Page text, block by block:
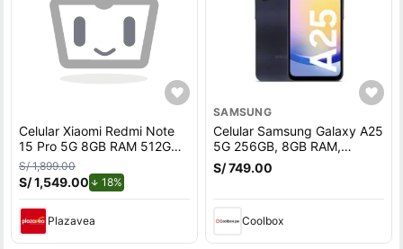
Celular Xiaomi Redmi Note
15 Pro 5G 8GB RAM 512GB
ROM Titanio - 6580mAh
S/ 1,899.00
S/ 1,549.00 18%
Plazavea
SAMSUNG
Celular Samsung Galaxy A25
5G 256GB, 8GB RAM,
cámara trasera 50MP y
frontal 13MP, 6.5"", negro
S/ 749.00
Coolbox